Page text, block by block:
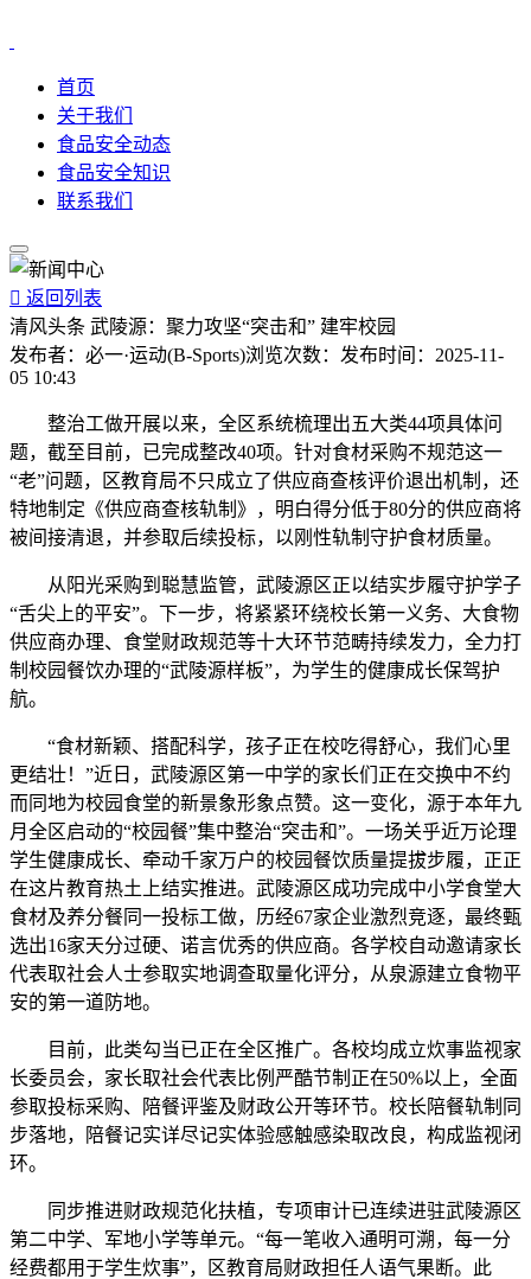
首页
关于我们
食品安全动态
食品安全知识
联系我们
 返回列表
清风头条 武陵源：聚力攻坚“突击和” 建牢校园
发布者： 必一·运动(B-Sports)浏览次数： 发布时间： 2025-11-
05 10:43
整治工做开展以来，全区系统梳理出五大类44项具体问
题，截至目前，已完成整改40项。针对食材采购不规范这一
“老”问题，区教育局不只成立了供应商查核评价退出机制，还
特地制定《供应商查核轨制》，明白得分低于80分的供应商将
被间接清退，并参取后续投标，以刚性轨制守护食材质量。
从阳光采购到聪慧监管，武陵源区正以结实步履守护学子
“舌尖上的平安”。下一步，将紧紧环绕校长第一义务、大食物
供应商办理、食堂财政规范等十大环节范畴持续发力，全力打
制校园餐饮办理的“武陵源样板”，为学生的健康成长保驾护
航。
“食材新颖、搭配科学，孩子正在校吃得舒心，我们心里
更结壮！”近日，武陵源区第一中学的家长们正在交换中不约
而同地为校园食堂的新景象形象点赞。这一变化，源于本年九
月全区启动的“校园餐”集中整治“突击和”。一场关乎近万论理
学生健康成长、牵动千家万户的校园餐饮质量提拔步履，正正
在这片教育热土上结实推进。武陵源区成功完成中小学食堂大
食材及养分餐同一投标工做，历经67家企业激烈竞逐，最终甄
选出16家天分过硬、诺言优秀的供应商。各学校自动邀请家长
代表取社会人士参取实地调查取量化评分，从泉源建立食物平
安的第一道防地。
目前，此类勾当已正在全区推广。各校均成立炊事监视家
长委员会，家长取社会代表比例严酷节制正在50%以上，全面
参取投标采购、陪餐评鉴及财政公开等环节。校长陪餐轨制同
步落地，陪餐记实详尽记实体验感触感染取改良，构成监视闭
环。
同步推进财政规范化扶植，专项审计已连续进驻武陵源区
第二中学、军地小学等单元。“每一笔收入通明可溯，每一分
经费都用于学生炊事”，区教育局财政担任人语气果断。此